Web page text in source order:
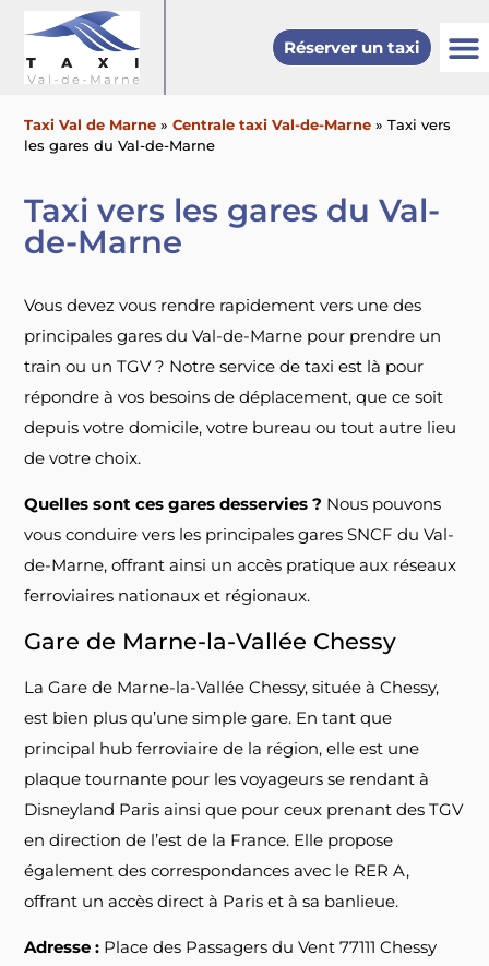
Réserver un taxi
Taxi Val de Marne »Centrale taxi Val-de-Marne »Taxi vers
les gares du Val-de-Marne
Taxi vers les gares du Val-
de-Marne
Vous devez vous rendre rapidement vers une des
principales gares du Val-de-Marne pour prendre un
train ou un TGV ? Notre service de taxi est là pour
répondre à vos besoins de déplacement, que ce soit
depuis votre domicile, votre bureau ou tout autre lieu
de votre choix.
Quelles sont ces gares desservies ? Nous pouvons
vous conduire vers les principales gares SNCF du Val-
de-Marne, offrant ainsi un accès pratique aux réseaux
ferroviaires nationaux et régionaux.
Gare de Marne-la-Vallée Chessy
La Gare de Marne-la-Vallée Chessy, située à Chessy,
est bien plus qu’une simple gare. En tant que
principal hub ferroviaire de la région, elle est une
plaque tournante pour les voyageurs se rendant à
Disneyland Paris ainsi que pour ceux prenant des TGV
en direction de l’est de la France. Elle propose
également des correspondances avec le RER A,
offrant un accès direct à Paris et à sa banlieue.
Adresse : Place des Passagers du Vent 77111 Chessy